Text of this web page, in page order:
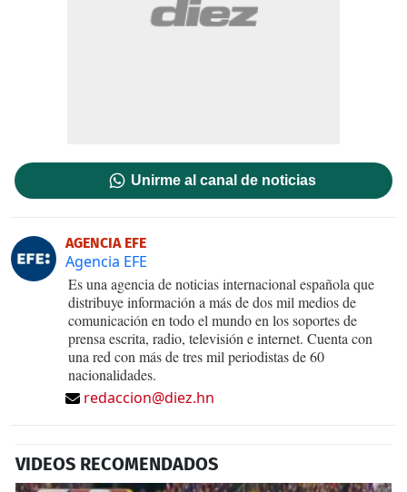
Unirme al canal de noticias
AGENCIA EFE
Agencia EFE
Es una agencia de noticias internacional española que
distribuye información a más de dos mil medios de
comunicación en todo el mundo en los soportes de
prensa escrita, radio, televisión e internet. Cuenta con
una red con más de tres mil periodistas de 60
nacionalidades.
redaccion@diez.hn
VIDEOS RECOMENDADOS